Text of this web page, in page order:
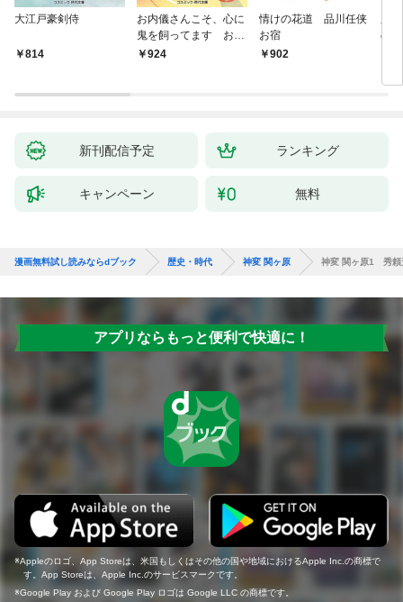
大江戸豪剣侍
814
お内儀さんこそ、心に
鬼を飼ってます おけ
いの戯作手帖
924
情けの花道 品川任侠
お宿
902
の
新刊配信予定 ランキング
キャンペーン 無料
漫画無料試し読みならdブック 歴史・時代 神変 関ヶ原 神変 関ヶ原1 秀頼
アプリならもっと便利で快適に！
Appleのロゴ、App Storeは、米国もしくはその他の国や地域におけるApple Inc.の商標で
す。App Storeは、Apple Inc.のサービスマークです。
Google Play および Google Play ロゴは Google LLC の商標です。